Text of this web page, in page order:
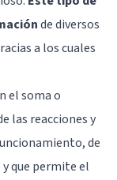
de diversos
a los cuales
el soma o
las reacciones y
de
que permite el